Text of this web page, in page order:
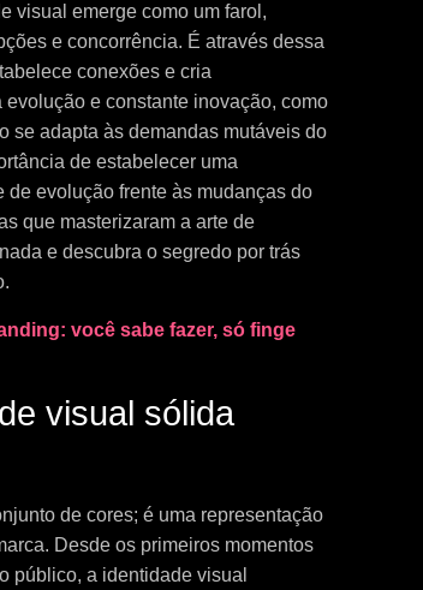
visual emerge como um farol,
e concorrência. É através dessa
conexões e cria
e constante inovação, como
se adapta às demandas mutáveis do
de estabelecer uma
evolução frente às mudanças do
que masterizaram a arte de
e descubra o segredo por trás
você sabe fazer, só finge
visual sólida
de cores; é uma representação
Desde os primeiros momentos
público, a identidade visual